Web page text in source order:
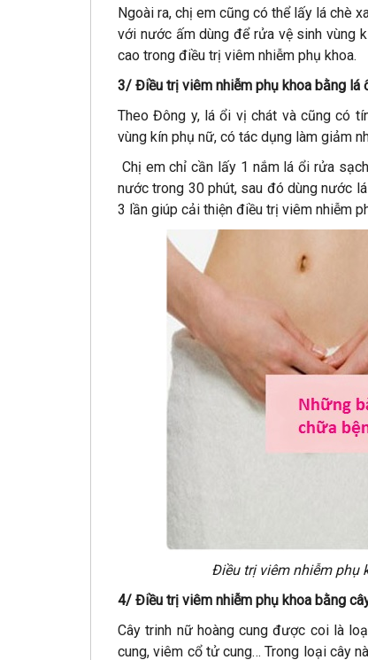
Ngoài ra, chị em cũng có thể lấy lá chè
với nước ấm dùng để rửa vệ sinh vùng
cao trong điều trị viêm nhiễm phụ khoa.
3/ Điều trị viêm nhiễm phụ khoa bằng lá
Theo Đông y, lá ổi vị chát và cũng có
vùng kín phụ nữ, có tác dụng làm giảm
Chị em chỉ cần lấy 1 nắm lá ổi rửa
nước trong 30 phút, sau đó dùng nước
3 lần giúp cải thiện điều trị viêm nhiễm
Điều trị viêm nhiễm phụ
4/ Điều trị viêm nhiễm phụ khoa bằng
Cây trinh nữ hoàng cung được coi là
cung, viêm cổ tử cung… Trong loại cây